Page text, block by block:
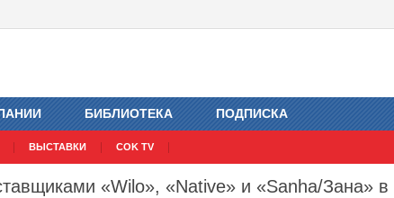
ВЫСТАВКИ COK TV
БИБЛИОТЕКА ПОДПИСКА
«Wilo», «Native» и «Sanha/Зана» в